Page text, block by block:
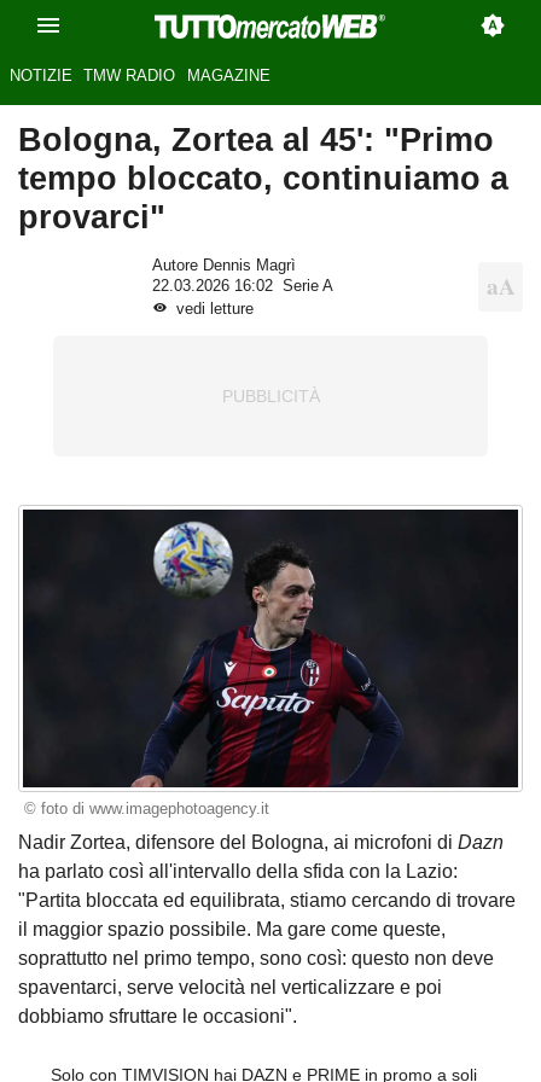
NOTIZIE TMW RADIO MAGAZINE
Bologna, Zortea al 45': "Primo
tempo bloccato, continuiamo a
provarci"
Autore Dennis Magrì
22.03.2026 16:02
Serie A
vedi letture
© foto di www.imagephotoagency.it
Nadir Zortea, difensore del Bologna, ai microfoni di Dazn
ha parlato così all'intervallo della sfida con la Lazio:
"Partita bloccata ed equilibrata, stiamo cercando di trovare
il maggior spazio possibile. Ma gare come queste,
soprattutto nel primo tempo, sono così: questo non deve
spaventarci, serve velocità nel verticalizzare e poi
dobbiamo sfruttare le occasioni".
Solo con TIMVISION hai DAZN e PRIME in promo a soli